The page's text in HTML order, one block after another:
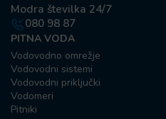
Modra številka 24/7
080 98 87
PITNA VODA
Vodovodno omrežje
Vodovodni sistemi
Vodovodni priključki
Vodomeri
Pitniki